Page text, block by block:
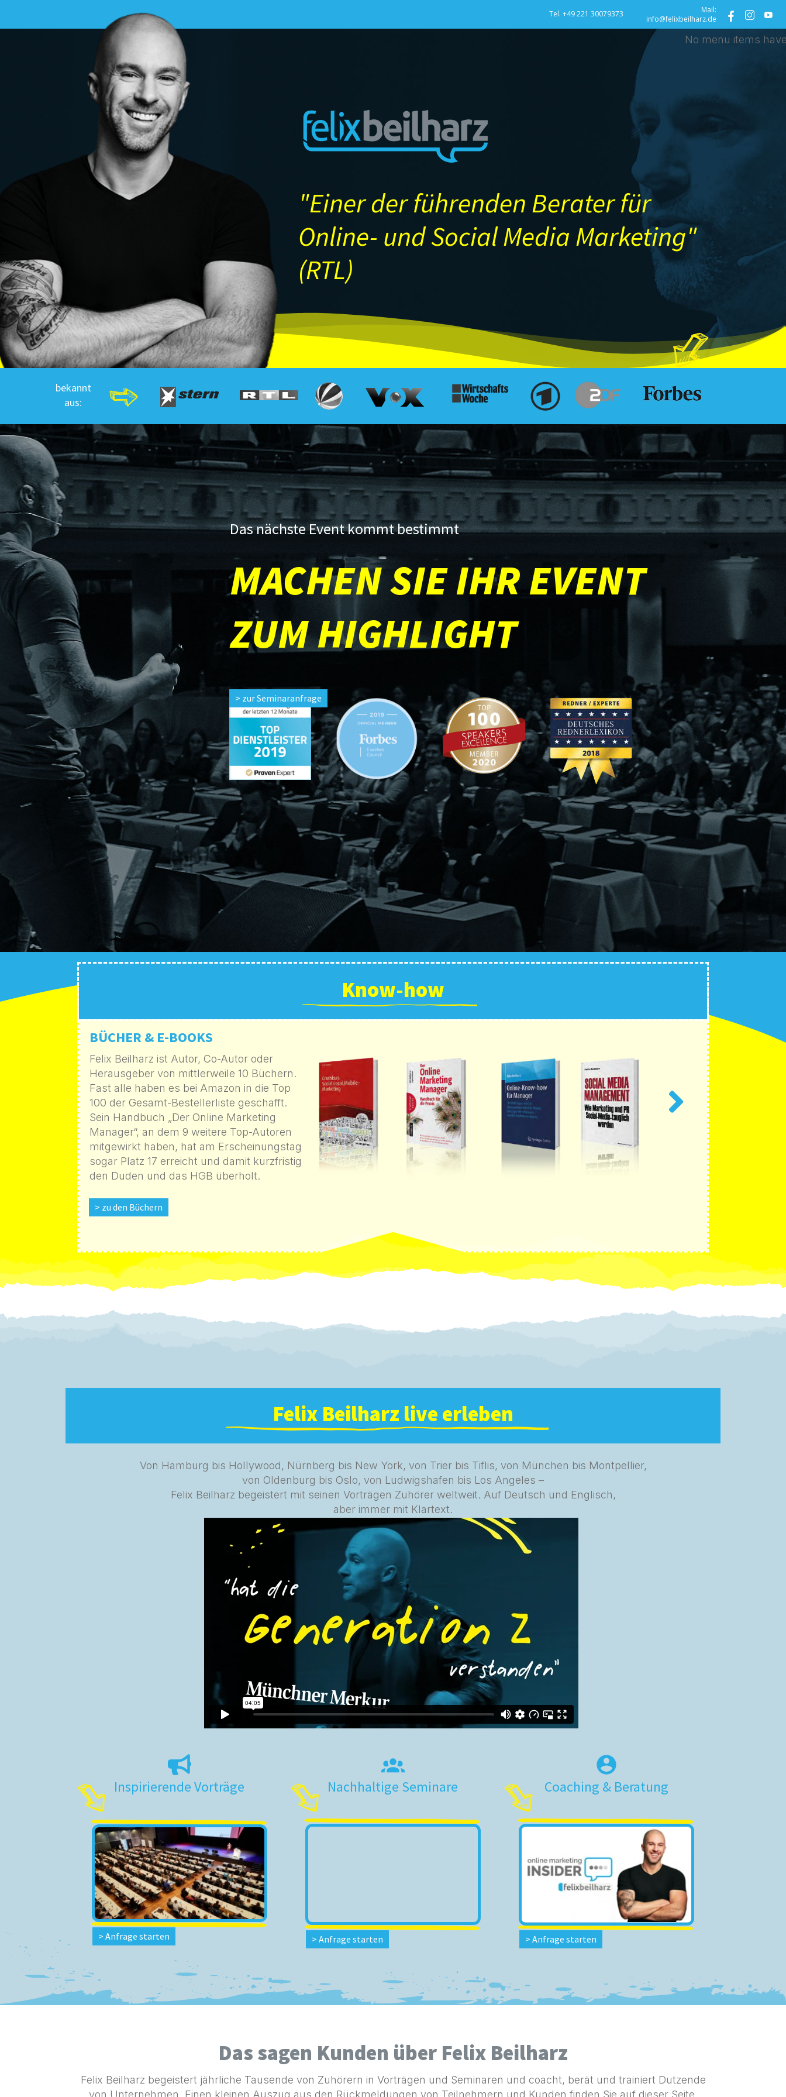
Tel. +49 221 30079373
Mail:
info@felixbeilharz.de
No menu items
"Einer der führenden Berater für
Online- und Social Media Marketing"
(RTL)
bekannt
aus:
Das nächste Event kommt bestimmt
MACHEN SIE IHR EVENT
ZUM HIGHLIGHT
> zur Seminaranfrage
Know-how
BÜCHER & E-BOOKS
Felix Beilharz ist Autor, Co-Autor oder
Herausgeber von mittlerweile 10 Büchern.
Fast alle haben es bei Amazon in die Top
100 der Gesamt-Bestellerliste geschafft.
Sein Handbuch „Der Online Marketing
Manager“, an dem 9 weitere Top-Autoren
mitgewirkt haben, hat am Erscheinungstag
sogar Platz 17 erreicht und damit kurzfristig
den Duden und das HGB überholt.
> zu den Büchern
Felix Beilharz live erleben
Von Hamburg bis Hollywood, Nürnberg bis New York, von Trier bis Tiflis, von München bis Montpellier,
von Oldenburg bis Oslo, von Ludwigshafen bis Los Angeles –
Felix Beilharz begeistert mit seinen Vorträgen Zuhörer weltweit. Auf Deutsch und Englisch,
aber immer mit Klartext.
Inspirierende Vorträge
> Anfrage starten
Nachhaltige Seminare
> Anfrage starten
Coaching & Beratung
> Anfrage starten
Das sagen Kunden über Felix Beilharz
Felix Beilharz begeistert jährliche Tausende von Zuhörern in Vorträgen und Seminaren und coacht, berät und trainiert Dutzende
von Unternehmen. Einen kleinen Auszug aus den Rückmeldungen von Teilnehmern und Kunden finden Sie auf dieser Seite.